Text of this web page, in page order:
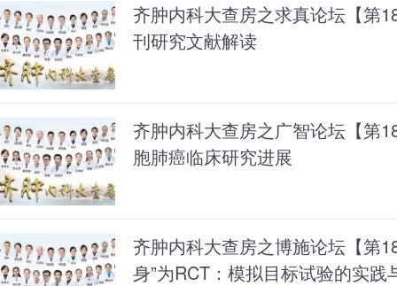
齐肿内科大查房之求真论坛【第
刊研究文献解读
齐肿内科大查房之广智论坛【第
胞肺癌临床研究进展
齐肿内科大查房之博施论坛【第
身”为RCT：模拟目标试验的实践